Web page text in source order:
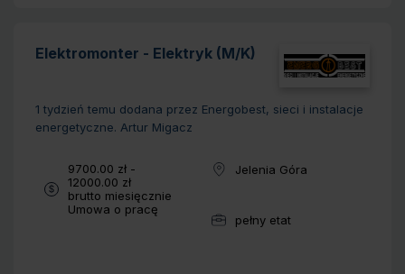
Elektromonter - Elektryk (M/K)
1 tydzień temu dodana przez Energobest, sieci i instalacje
energetyczne. Artur Migacz
Wynagrodzenie:
9700.00 zł -
12000.00 zł
brutto miesięcznie
Typ umowy:
Umowa o pracę
Lokalizacja:
Jelenia Góra
Wymiar pracy:
pełny etat